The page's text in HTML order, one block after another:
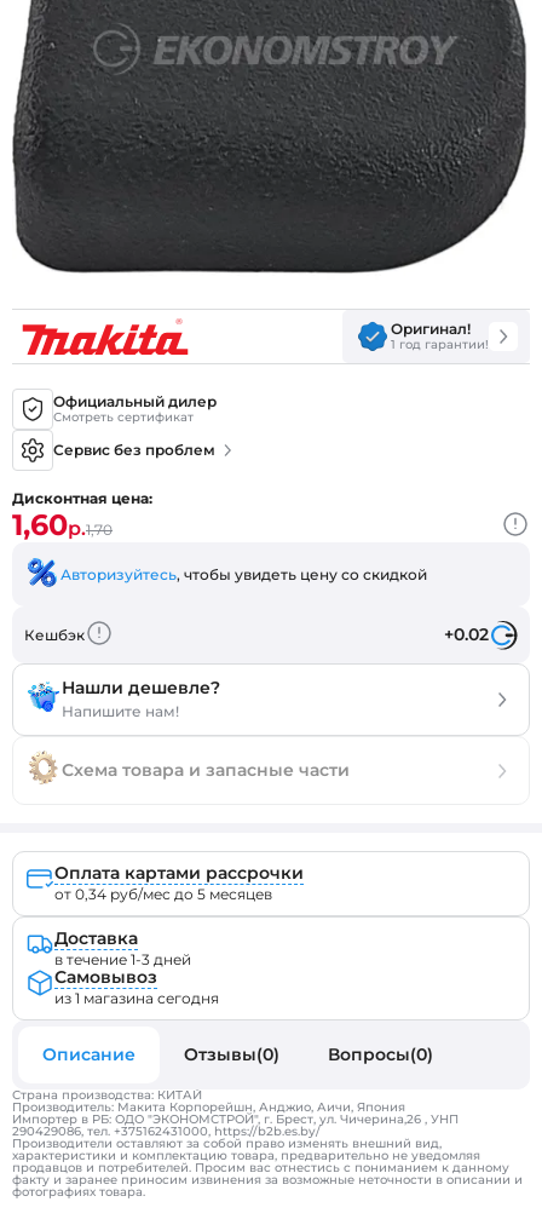
Оригинал!
1 год гарантии!
Официальный дилер
Смотреть сертификат
Сервис без проблем
Дисконтная цена:
1,60р.1,70
Авторизуйтесь, чтобы увидеть цену со скидкой
Кешбэк +0.02
Нашли дешевле?
Напишите нам!
Схема товара и запасные части
Описание Отзывы(0) Вопросы(0)
Страна производства: КИТАЙ
Производитель: Макита Корпорейшн, Анджио, Аичи, Япония
Импортер в РБ: ОДО "ЭКОНОМСТРОЙ", г. Брест, ул. Чичерина,26 , УНП
290429086, тел. +375162431000, https://b2b.es.by/
Производители оставляют за собой право изменять внешний вид,
характеристики и комплектацию товара, предварительно не уведомляя
продавцов и потребителей. Просим вас отнестись с пониманием к данному
факту и заранее приносим извинения за возможные неточности в описании и
фотографиях товара.
Оплата картами рассрочки
от 0,34 руб/мес до 5 месяцев
Доставка
в течение 1-3 дней
Самовывоз
из 1 магазина сегодня